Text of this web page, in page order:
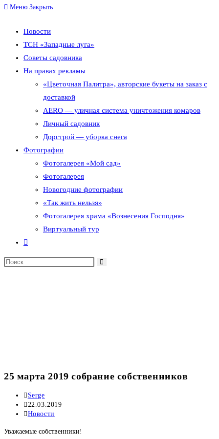
по
веб-
сайту
Меню Закрыть
Новости
ТСН «Западные луга»
Советы садовника
На правах рекламы
«Цветочная Палитра», авторские букеты на заказ с
доставкой
AERO — уличная система уничтожения комаров
Личный садовник
Дорстрой — уборка снега
Фотографии
Фотогалерея «Мой сад»
Фотогалерея
Новогодние фотографии
«Так жить нельзя»
Фотогалерея храма «Вознесения Господня»
Виртуальный тур
Переключить
по
25 марта 2019 собрание собственников
Автор
записи:
Serge
Запись
опубликована:
22.03.2019
Рубрика
Новости
Уважаемые собственники!